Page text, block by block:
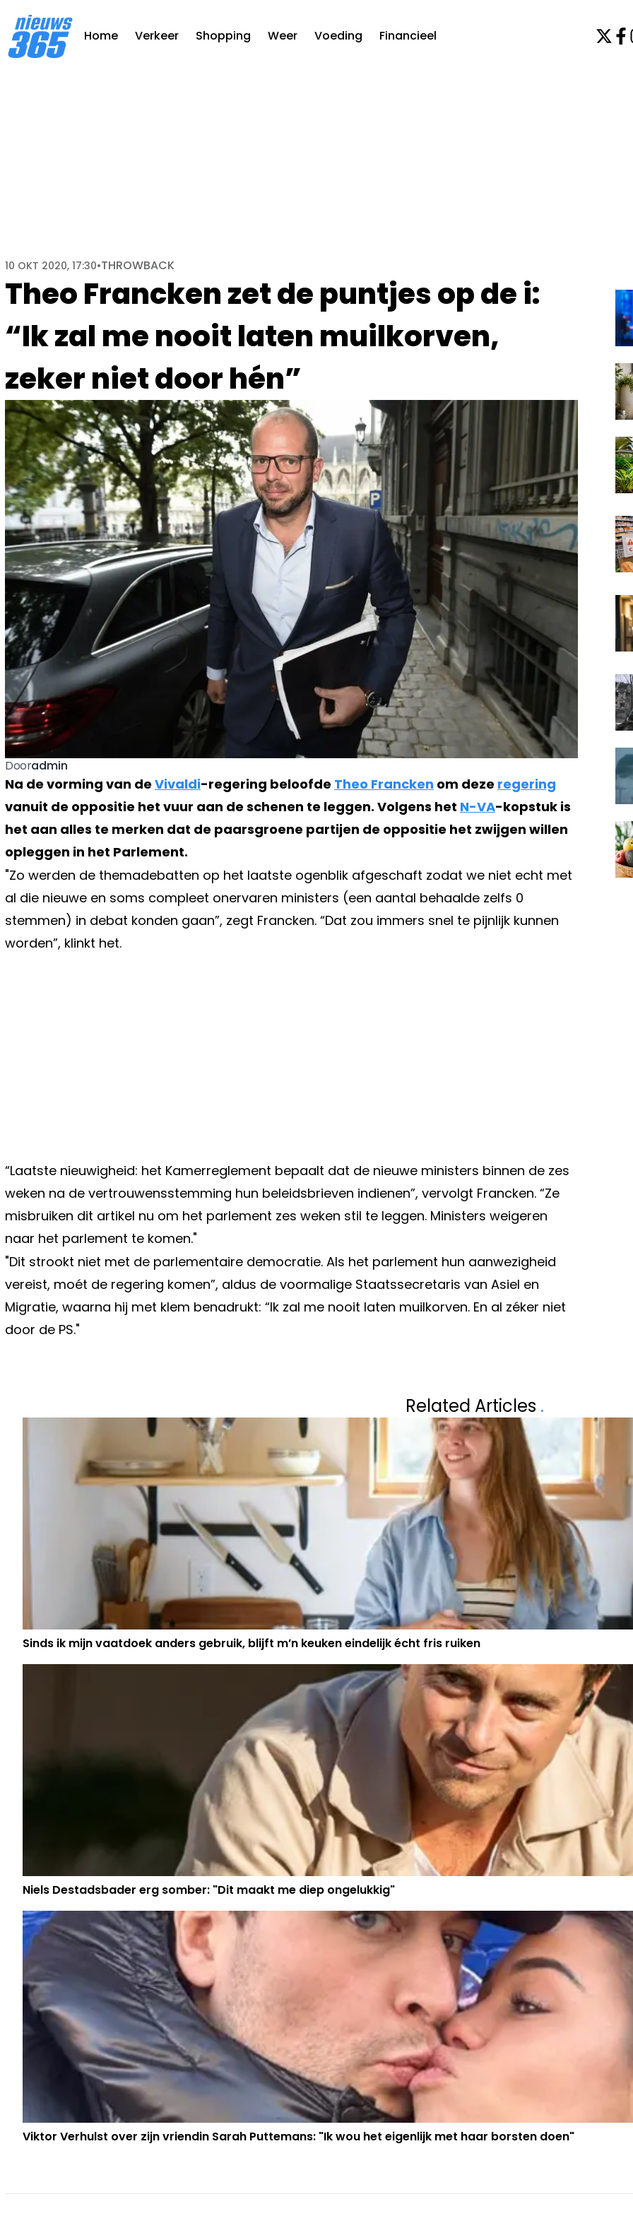
Home Verkeer Shopping Weer Voeding Financieel
Theo Francken zet de puntjes op de i:
“Ik zal me nooit laten muilkorven,
zeker niet door hén”
10 OKT 2020, 17:30•THROWBACK
Dooradmin
Na de vorming van de Vivaldi-regering beloofde Theo Francken om deze regering
vanuit de oppositie het vuur aan de schenen te leggen. Volgens het N-VA-kopstuk is
het aan alles te merken dat de paarsgroene partijen de oppositie het zwijgen willen
opleggen in het Parlement.
"Zo werden de themadebatten op het laatste ogenblik afgeschaft zodat we niet echt met
al die nieuwe en soms compleet onervaren ministers (een aantal behaalde zelfs 0
stemmen) in debat konden gaan”, zegt Francken. “Dat zou immers snel te pijnlijk kunnen
worden”, klinkt het.
“Laatste nieuwigheid: het Kamerreglement bepaalt dat de nieuwe ministers binnen de zes
weken na de vertrouwensstemming hun beleidsbrieven indienen”, vervolgt Francken. “Ze
misbruiken dit artikel nu om het parlement zes weken stil te leggen. Ministers weigeren
naar het parlement te komen."
"Dit strookt niet met de parlementaire democratie. Als het parlement hun aanwezigheid
vereist, moét de regering komen”, aldus de voormalige Staatssecretaris van Asiel en
Migratie, waarna hij met klem benadrukt: “Ik zal me nooit laten muilkorven. En al zéker niet
door de PS."
MIDDEL WERKT TEGEN HET CORONAVIRUS”
‘HANS
BASISSPELER
Related Articles .
Sinds ik mijn vaatdoek anders gebruik, blijft m’n keuken eindelijk écht fris ruiken
Niels Destadsbader erg somber: "Dit maakt me diep ongelukkig"
Viktor Verhulst over zijn vriendin Sarah Puttemans: "Ik wou het eigenlijk met haar borsten doen"